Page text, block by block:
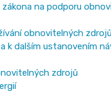
na podporu
obnovitelných zdrojů
k dalším ustanovením
zdrojů